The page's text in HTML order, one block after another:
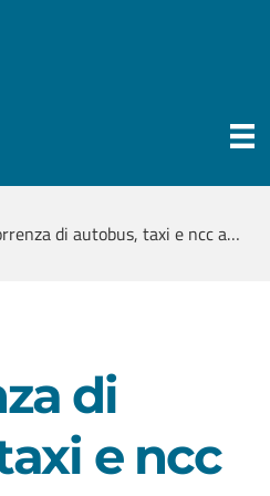
Home » I tempi di percorrenza di autobus, taxi e ncc aumenteranno?
di
e ncc